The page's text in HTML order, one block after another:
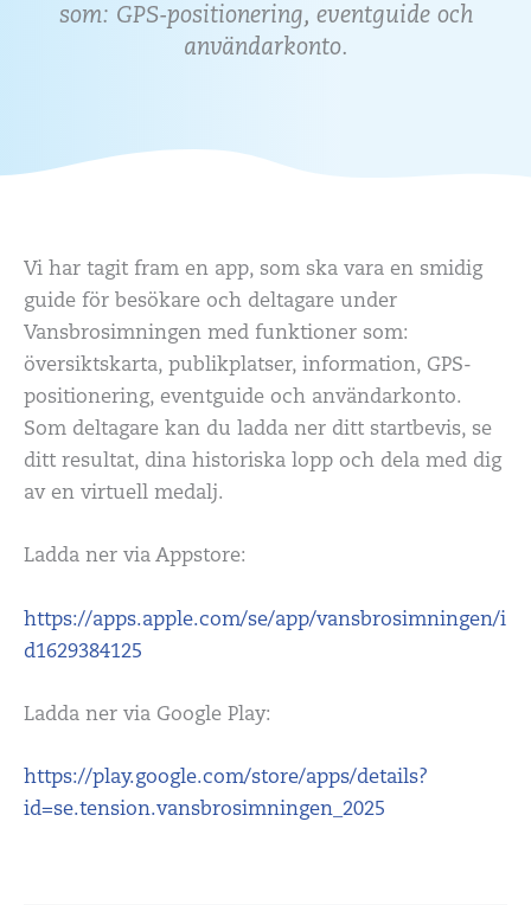
som: GPS-positionering, eventguide och
användarkonto.
Vi har tagit fram en app, som ska vara en smidig
guide för besökare och deltagare under
Vansbrosimningen med funktioner som:
översiktskarta, publikplatser, information, GPS-
positionering, eventguide och användarkonto.
Som deltagare kan du ladda ner ditt startbevis, se
ditt resultat, dina historiska lopp och dela med dig
av en virtuell medalj.
Ladda ner via Appstore:
https://apps.apple.com/se/app/vansbrosimningen/i
d1629384125
Ladda ner via Google Play:
https://play.google.com/store/apps/details?
id=se.tension.vansbrosimningen_2025